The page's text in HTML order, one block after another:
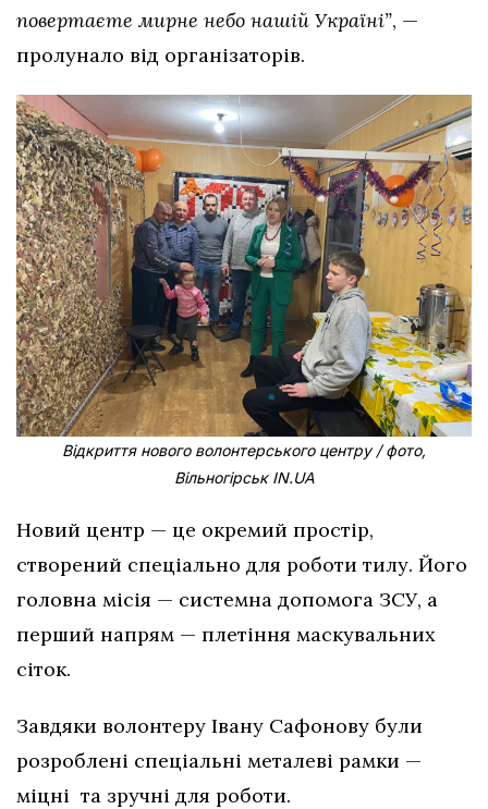
повертаєте мирне небо нашій Україні”, —
пролунало від організаторів.
Відкриття нового волонтерського центру / фото,
Вільногірськ IN.UA
Новий центр — це окремий простір,
створений спеціально для роботи тилу. Його
головна місія — системна допомога ЗСУ, а
перший напрям — плетіння маскувальних
сіток.
Завдяки волонтеру Івану Сафонову були
розроблені спеціальні металеві рамки —
міцні та зручні для роботи.